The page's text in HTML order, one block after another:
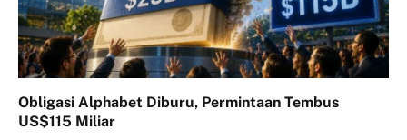
Obligasi Alphabet Diburu, Permintaan Tembus
US$115 Miliar